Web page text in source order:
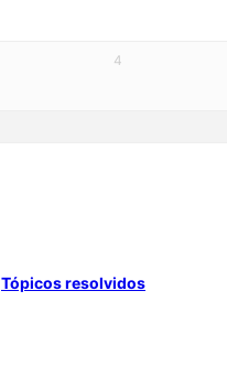
4
Tópicos resolvidos